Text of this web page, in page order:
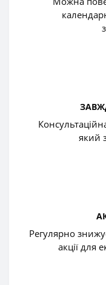
який
Регулярно
акції для